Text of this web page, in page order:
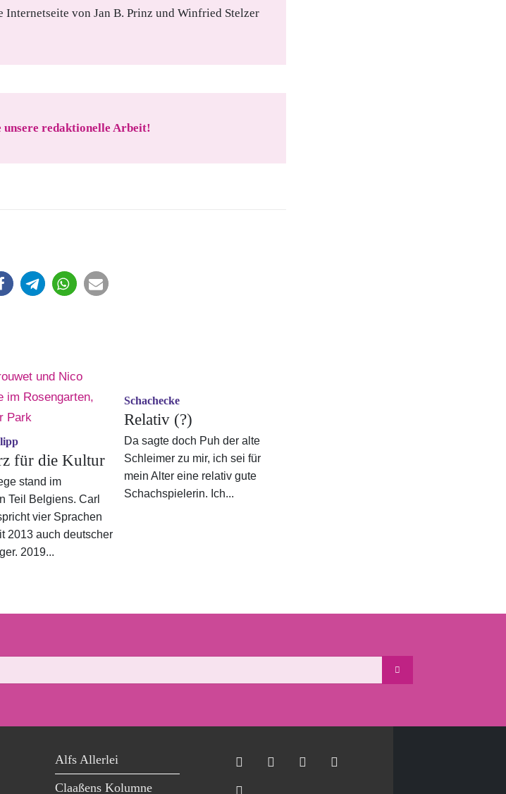
von Jan B. Prinz und Winfried Stelzer
redaktionelle Arbeit!
für die Kultur
stand im
Teil Belgiens. Carl
vier Sprachen
2013 auch deutscher
2019...
Schachecke
Relativ (?)
Da sagte doch Puh der alte
Schleimer zu mir, ich sei für
mein Alter eine relativ gute
Schachspielerin. Ich...
Alfs Allerlei
Claaßens Kolumne